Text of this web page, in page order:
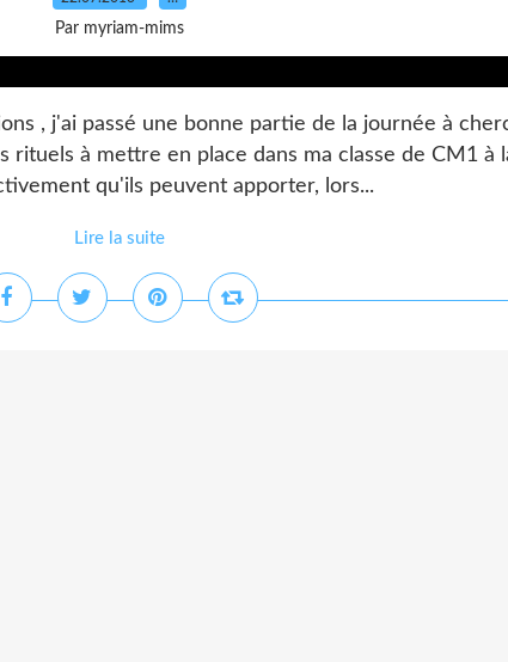
Par myriam-mims
, j'ai passé une bonne partie de la journée à
à mettre en place dans ma classe de CM1 à
qu'ils peuvent apporter, lors...
Lire la suite